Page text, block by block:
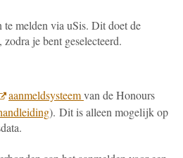
te melden via uSis. Dit doet de
je bent geselecteerd.
aanmeldsysteemvan de Honours
). Dit is alleen mogelijk op